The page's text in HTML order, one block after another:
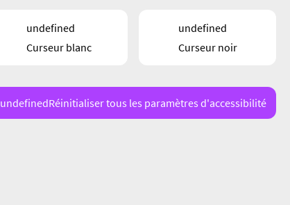
undefined
Curseur blanc
undefined
Curseur noir
undefinedRéinitialiser tous les paramètres d'accessibilité